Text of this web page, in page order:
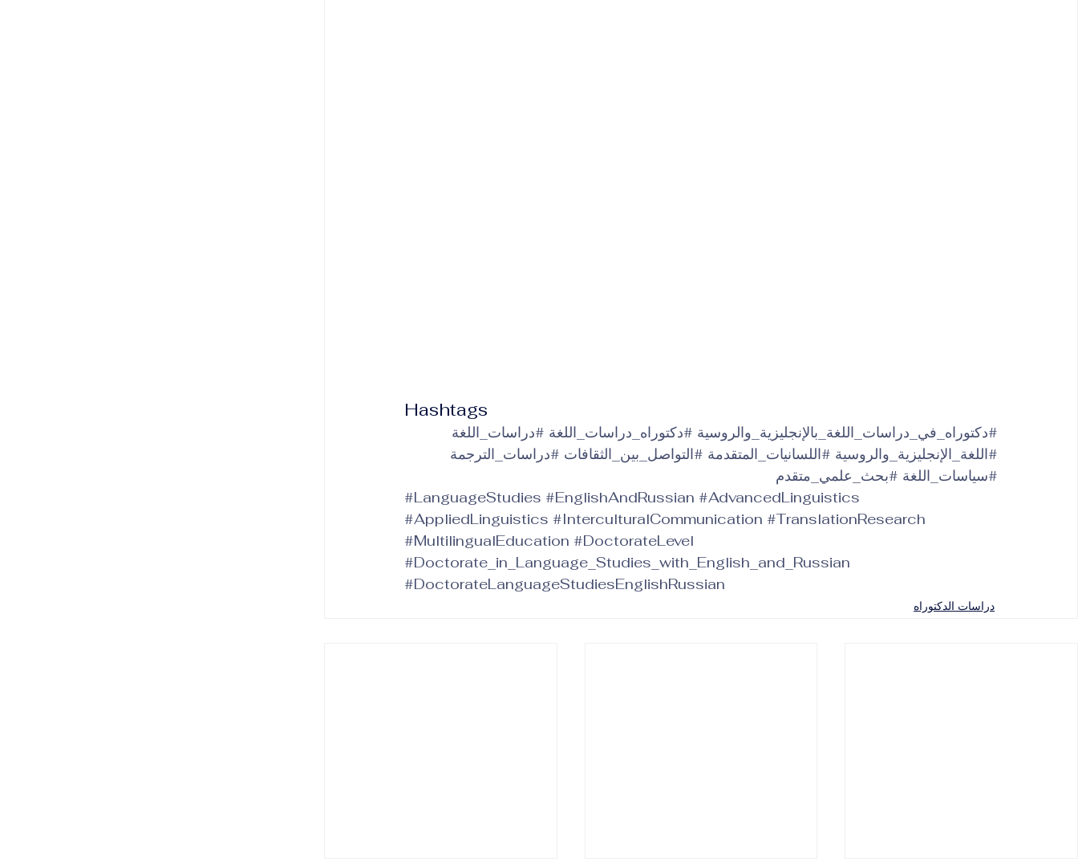
Hashtags
#دكتوراه_في_دراسات_اللغة_بالإنجليزية_والروسية #دكتوراه_دراسات_اللغة #دراسات_اللغة
#اللغة_الإنجليزية_والروسية #اللسانيات_المتقدمة #التواصل_بين_الثقافات #دراسات_الترجمة
#سياسات_اللغة #بحث_علمي_متقدم
#LanguageStudies #EnglishAndRussian #AdvancedLinguistics
#AppliedLinguistics #InterculturalCommunication #TranslationResearch
#MultilingualEducation #DoctorateLevel
#Doctorate_in_Language_Studies_with_English_and_Russian
#DoctorateLanguageStudiesEnglishRussian
دراسات الدكتوراه